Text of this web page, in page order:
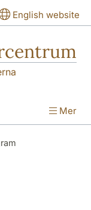
English website
Mer